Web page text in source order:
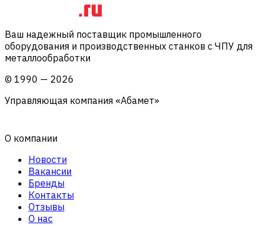
Ваш надежный поставщик промышленного
оборудования и производственных станков с ЧПУ для
металлообработки
© 1990 — 2026
Управляющая компания «Абамет»
О компании
Новости
Вакансии
Бренды
Контакты
Отзывы
О нас